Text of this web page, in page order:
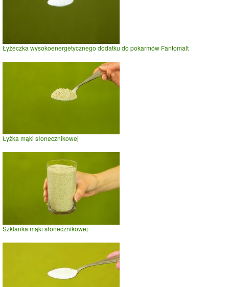
Łyżeczka wysokoenergetycznego dodatku do pokarmów Fantomalt
Łyżka mąki słonecznikowej
Szklanka mąki słonecznikowej